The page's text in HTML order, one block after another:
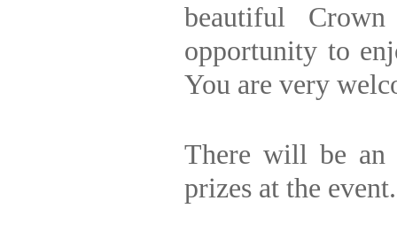
beautiful
opportunity to
You are very
There will be an
prizes at the event.